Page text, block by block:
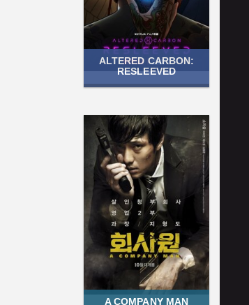
ALTERED CARBON:
RESLEEVED
A COMPANY MAN